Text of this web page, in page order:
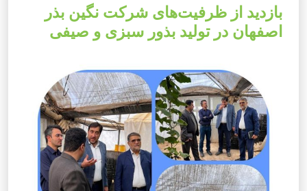
بازدید از ظرفیت‌های شرکت نگین بذر
اصفهان در تولید بذور سبزی و صیفی